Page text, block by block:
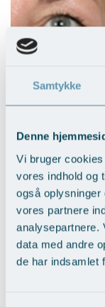
Samtykke
Denne
Vi bruger
vores indhold og
også oplysninger
vores partnere
analysepartnere.
data med andre
de har indsamlet
Vis